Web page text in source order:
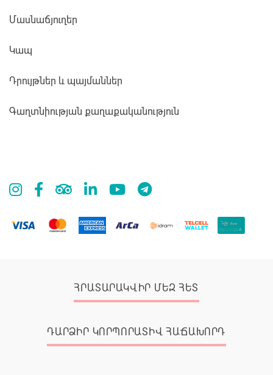
Մասնաճյուղեր
Կապ
Դրույթներ և պայմաններ
Գաղտնիության քաղաքականություն
ՀՐԱՏԱՐԱԿՎԻՐ ՄԵԶ ՀԵՏ
ԴԱՐՁԻՐ ԿՈՐՊՈՐԱՏԻՎ ՀԱՃԱԽՈՐԴ